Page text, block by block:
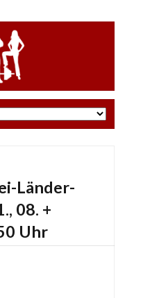
Länder-
08. +
Uhr